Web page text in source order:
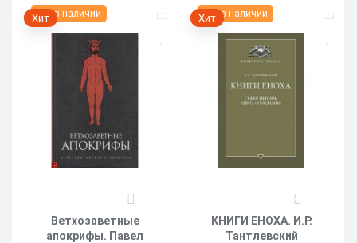
Нет в наличии
Хит
Ветхозаветные
апокрифы. Павел
Нет в наличии
Хит
4
КНИГИ ЕНОХА. И.Р.
Тантлевский